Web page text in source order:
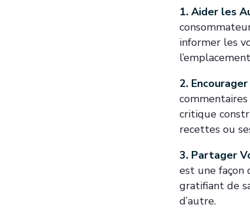
1. Aider les
informer les
2.
critique
recettes ou
3. Partager
est une façon
gratifiant de
d’autre.